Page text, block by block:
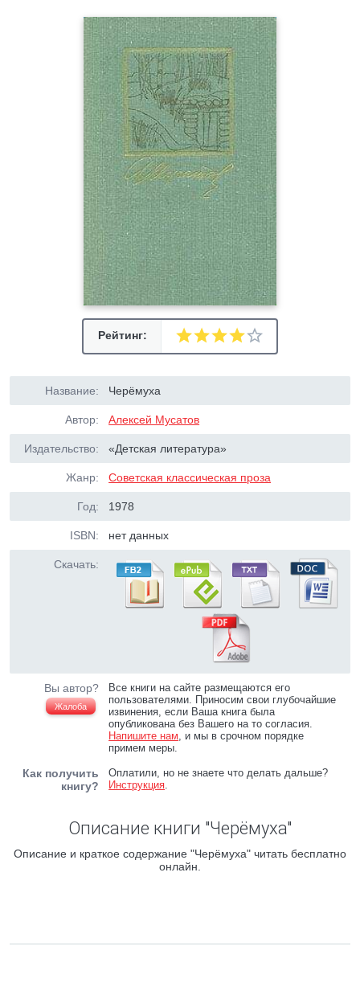
Рейтинг:
Название: Черёмуха
Автор: Алексей Мусатов
Издательство: «Детская литература»
Жанр: Советская классическая проза
Год: 1978
ISBN: нет данных
Скачать:
Вы автор?
Жалоба
Все книги на сайте размещаются его
пользователями. Приносим свои глубочайшие
извинения, если Ваша книга была
опубликована без Вашего на то согласия.
Напишите нам, и мы в срочном порядке
примем меры.
Как получить
книгу?
Оплатили, но не знаете что делать дальше?
Инструкция.
Описание книги "Черёмуха"
Описание и краткое содержание "Черёмуха" читать бесплатно
онлайн.